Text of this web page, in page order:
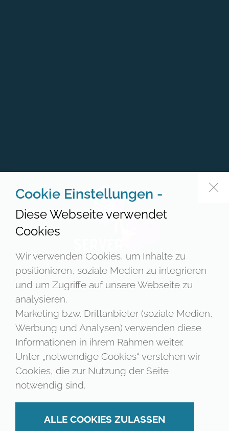
Cookie Einstellungen -
Diese Webseite verwendet
Cookies
Wir verwenden Cookies, um Inhalte zu
positionieren, soziale Medien zu integrieren
und um Zugriffe auf unsere Webseite zu
analysieren.
Marketing bzw. Drittanbieter (soziale Medien,
Werbung und Analysen) verwenden diese
Informationen in ihrem Rahmen weiter.
Unter „notwendige Cookies“ verstehen wir
Cookies, die zur Nutzung der Seite
notwendig sind.